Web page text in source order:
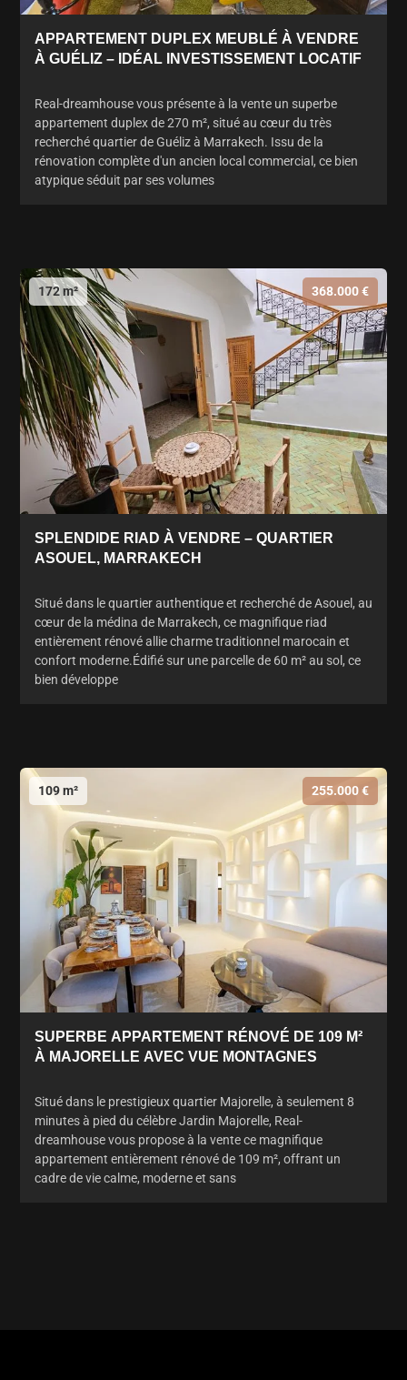
APPARTEMENT DUPLEX MEUBLÉ À VENDRE
À GUÉLIZ – IDÉAL INVESTISSEMENT LOCATIF
Real-dreamhouse vous présente à la vente un superbe
appartement duplex de 270 m², situé au cœur du très
recherché quartier de Guéliz à Marrakech. Issu de la
rénovation complète d'un ancien local commercial, ce bien
atypique séduit par ses volumes
172 m² 368.000 €
SPLENDIDE RIAD À VENDRE – QUARTIER
ASOUEL, MARRAKECH
Situé dans le quartier authentique et recherché de Asouel, au
cœur de la médina de Marrakech, ce magnifique riad
entièrement rénové allie charme traditionnel marocain et
confort moderne.Édifié sur une parcelle de 60 m² au sol, ce
bien développe
109 m² 255.000 €
SUPERBE APPARTEMENT RÉNOVÉ DE 109 M²
À MAJORELLE AVEC VUE MONTAGNES
Situé dans le prestigieux quartier Majorelle, à seulement 8
minutes à pied du célèbre Jardin Majorelle, Real-
dreamhouse vous propose à la vente ce magnifique
appartement entièrement rénové de 109 m², offrant un
cadre de vie calme, moderne et sans